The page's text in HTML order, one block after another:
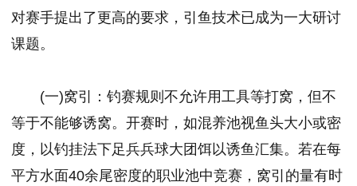
对赛手提出了更高的要求，引鱼技术已成为一大研讨
课题。
(一)窝引：钓赛规则不允许用工具等打窝，但不
等于不能够诱窝。开赛时，如混养池视鱼头大小或密
度，以钓挂法下足兵兵球大团饵以诱鱼汇集。若在每
平方水面40余尾密度的职业池中竞赛，窝引的量有时